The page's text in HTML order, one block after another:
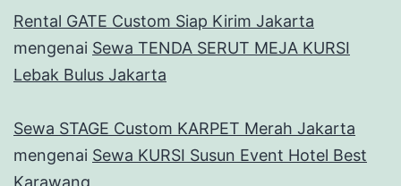
Rental GATE Custom Siap Kirim Jakarta
mengenai Sewa TENDA SERUT MEJA KURSI
Lebak Bulus Jakarta
Sewa STAGE Custom KARPET Merah Jakarta
mengenai Sewa KURSI Susun Event Hotel Best
Karawang